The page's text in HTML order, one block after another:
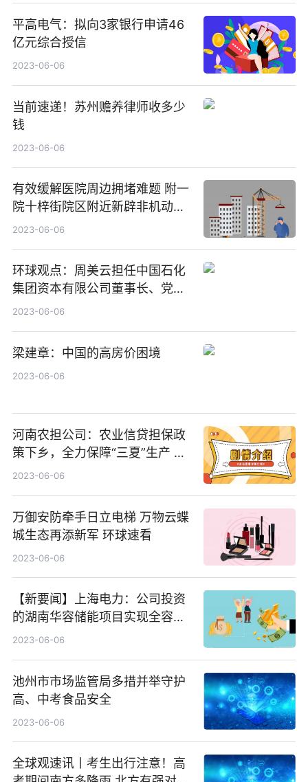
平高电气：拟向3家银行申请46
亿元综合授信
2023-06-06
当前速递！苏州赡养律师收多少
钱
2023-06-06
有效缓解医院周边拥堵难题 附一
院十梓街院区附近新辟非机动车
专属停车位
2023-06-06
环球观点：周美云担任中国石化
集团资本有限公司董事长、党委
书记
2023-06-06
梁建章：中国的高房价困境
2023-06-06
河南农担公司：农业信贷担保政
策下乡，全力保障“三夏”生产 环
球热资讯
2023-06-06
万御安防牵手日立电梯 万物云蝶
城生态再添新军 环球速看
2023-06-06
【新要闻】上海电力：公司投资
的湖南华容储能项目实现全容量
并网
2023-06-06
池州市市场监管局多措并举守护
高、中考食品安全
2023-06-06
全球观速讯丨考生出行注意！高